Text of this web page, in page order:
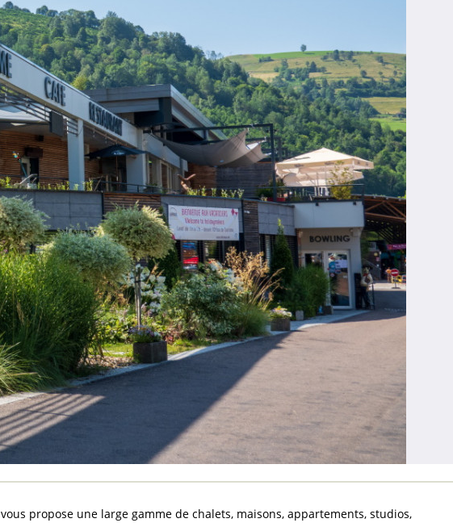
vous propose une large gamme de chalets, maisons, appartements, studios,